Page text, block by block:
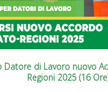
Datore di Lavoro nuovo
Regioni 2025 (16